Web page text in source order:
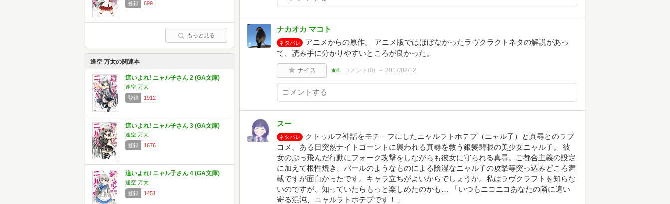
登録
699
もっと見る
逢空 万太の関連本
這いよれ! ニャル子さん 2 (GA文庫)
逢空 万太
登録
1912
這いよれ! ニャル子さん 3 (GA文庫)
逢空 万太
登録
1676
這いよれ! ニャル子さん 4 (GA文庫)
逢空 万太
登録
1451
ナカオカ マコト
ネタバレ
アニメからの原作。 アニメ版ではほぼなかったラヴクラクトネタの解説があっ
て、読み手に分かりやすいところが良かった。
ナイス ★8 コメント(0) 2017/02/12
スー
ネタバレ
クトゥルフ神話をモチーフにしたニャルラトホテプ（ニャル子）と真尋とのラブ
コメ。ある日突然ナイトゴーントに襲われる真尋を救う銀髪碧眼の美少女ニャル子。 彼
女のぶっ飛んだ行動にフォーク攻撃をしながらも彼女に守られる真尋。ご都合主義の設定
に加えて根性焼き、バールのようなものによる陰湿なニャル子の攻撃等突っ込みどころ満
載ですが面白かったです。キャラ立ちがよいからでしょうか。私はラヴクラフトを知らな
いのですが、知っていたらもっと楽しめたのかも… 「いつもニコニコあなたの隣に這い
寄る混沌、ニャルラトホテプです！」